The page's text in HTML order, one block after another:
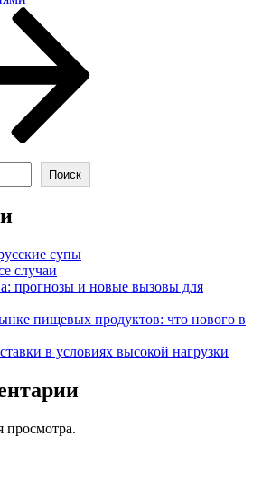
Поиск
супы
случаи
прогнозы и новые вызовы для
пищевых продуктов: что нового в
в условиях высокой нагрузки
просмотра.